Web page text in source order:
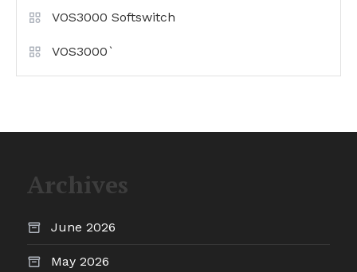
VOS3000 Softswitch
VOS3000`
Archives
June 2026
May 2026